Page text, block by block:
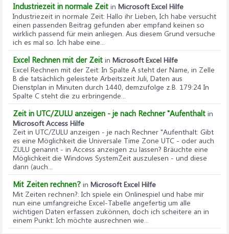
Industriezeit in normale Zeit in Microsoft Excel Hilfe
Industriezeit in normale Zeit: Hallo ihr Lieben, Ich habe versucht
einen passenden Beitrag gefunden aber empfand keinen so
wirklich passend für mein anliegen. Aus diesem Grund versuche
ich es mal so. Ich habe eine...
Excel Rechnen mit der Zeit in Microsoft Excel Hilfe
Excel Rechnen mit der Zeit: In Spalte A steht der Name, in Zelle
B die tatsächlich geleistete Arbeitszeit Juli, Daten aus
Dienstplan in Minuten durch 1440, demzufolge z.B. 179:24 In
Spalte C steht die zu erbringende...
Zeit in UTC/ZULU anzeigen - je nach Rechner "Aufenthalt in
Microsoft Access Hilfe
Zeit in UTC/ZULU anzeigen - je nach Rechner "Aufenthalt: Gibt
es eine Möglichkeit die Universale Time Zone UTC - oder auch
ZULU genannt - in Access anzeigen zu lassen? Bräuchte eine
Möglichkeit die Windows SystemZeit auszulesen - und diese
dann (auch...
Mit Zeiten rechnen? in Microsoft Excel Hilfe
Mit Zeiten rechnen?: Ich spiele ein Onlinespiel und habe mir
nun eine umfangreiche Excel-Tabelle angefertig um alle
wichtigen Daten erfassen zukönnen, doch ich scheitere an in
einem Punkt: Ich möchte ausrechnen wie...